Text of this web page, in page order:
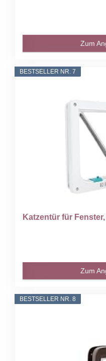
Zum
BESTSELLER NR. 7
Katzentür für
Zum
BESTSELLER NR. 8